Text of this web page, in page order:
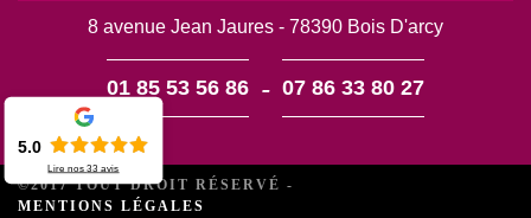
8 avenue Jean Jaures - 78390 Bois D'arcy
01 85 53 56 86 - 07 86 33 80 27
©2017 TOUT DROIT RÉSERVÉ -
MENTIONS LÉGALES
5.0
Lire nos33 avis